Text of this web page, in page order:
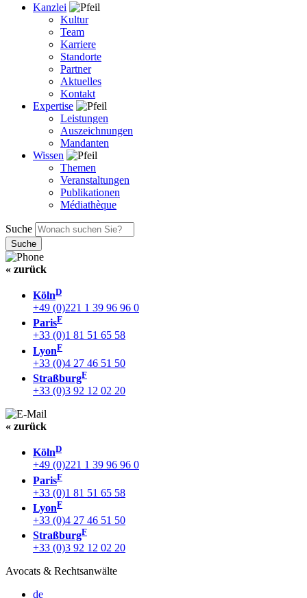
Kanzlei
Kultur
Team
Karriere
Standorte
Partner
Aktuelles
Kontakt
Expertise
Leistungen
Auszeichnungen
Mandanten
Wissen
Themen
Veranstaltungen
Publikationen
Médiathèque
Suche
« zurück
KölnD
+49 (0)221 1 39 96 96 0
ParisF
+33 (0)1 81 51 65 58
LyonF
+33 (0)4 27 46 51 50
StraßburgF
+33 (0)3 92 12 02 20
« zurück
KölnD
+49 (0)221 1 39 96 96 0
ParisF
+33 (0)1 81 51 65 58
LyonF
+33 (0)4 27 46 51 50
StraßburgF
+33 (0)3 92 12 02 20
Avocats & Rechtsanwälte
de